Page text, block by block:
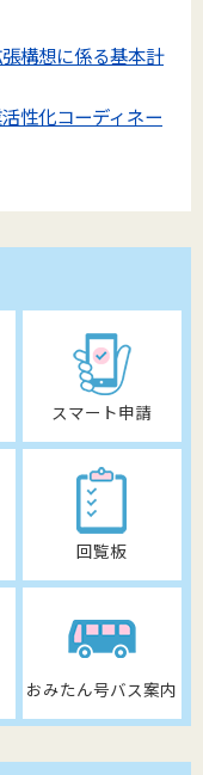
構想に係る基本計
性化コーディネー
スマート申請
回覧板
おみたん号バス案内